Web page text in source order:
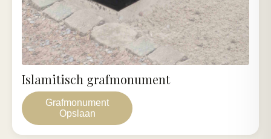
Grafmonument
Opslaan
Islamitisch grafmonument